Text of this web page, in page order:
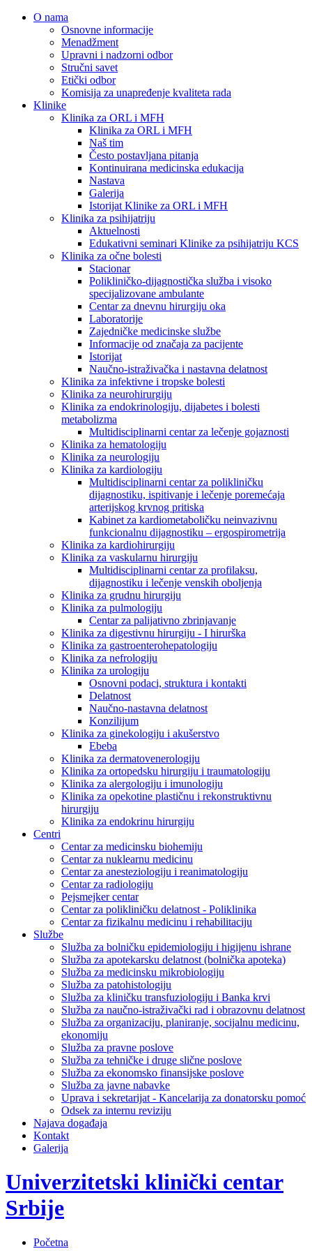
O nama
Osnovne informacije
Menadžment
Upravni i nadzorni odbor
Stručni savet
Etički odbor
Komisija za unapređenje kvaliteta rada
Klinike
Klinika za ORL i MFH
Klinika za ORL i MFH
Naš tim
Često postavljana pitanja
Kontinuirana medicinska edukacija
Nastava
Galerija
Istorijat Klinike za ORL i MFH
Klinika za psihijatriju
Aktuelnosti
Edukativni seminari Klinike za psihijatriju KCS
Klinika za očne bolesti
Stacionar
Polikliničko-dijagnostička služba i visoko
specijalizovane ambulante
Centar za dnevnu hirurgiju oka
Laboratorije
Zajedničke medicinske službe
Informacije od značaja za pacijente
Istorijat
Naučno-istraživačka i nastavna delatnost
Klinika za infektivne i tropske bolesti
Klinika za neurohirurgiju
Klinika za endokrinologiju, dijabetes i bolesti
metabolizma
Multidisciplinarni centar za lečenje gojaznosti
Klinika za hematologiju
Klinika za neurologiju
Klinika za kardiologiju
Multidisciplinarni centar za polikliničku
dijagnostiku, ispitivanje i lečenje poremećaja
arterijskog krvnog pritiska
Kabinet za kardiometaboličku neinvazivnu
funkcionalnu dijagnostiku – ergospirometrija
Klinika za kardiohirurgiju
Klinika za vaskularnu hirurgiju
Multidisciplinarni centar za profilaksu,
dijagnostiku i lečenje venskih oboljenja
Klinika za grudnu hirurgiju
Klinika za pulmologiju
Centar za palijativno zbrinjavanje
Klinika za digestivnu hirurgiju - I hirurška
Klinika za gastroenterohepatologiju
Klinika za nefrologiju
Klinika za urologiju
Osnovni podaci, struktura i kontakti
Delatnost
Naučno-nastavna delatnost
Konzilijum
Klinika za ginekologiju i akušerstvo
Ebeba
Klinika za dermatovenerologiju
Klinika za ortopedsku hirurgiju i traumatologiju
Klinika za alergologiju i imunologiju
Klinika za opekotine plastičnu i rekonstruktivnu
hirurgiju
Klinika za endokrinu hirurgiju
Centri
Centar za medicinsku biohemiju
Centar za nuklearnu medicinu
Centar za anesteziologiju i reanimatologiju
Centar za radiologiju
Pejsmejker centar
Centar za polikliničku delatnost - Poliklinika
Centar za fizikalnu medicinu i rehabilitaciju
Službe
Služba za bolničku epidemiologiju i higijenu ishrane
Služba za apotekarsku delatnost (bolnička apoteka)
Služba za medicinsku mikrobiologiju
Služba za patohistologiju
Služba za kliničku transfuziologiju i Banka krvi
Služba za naučno-istraživački rad i obrazovnu delatnost
Služba za organizaciju, planiranje, socijalnu medicinu,
ekonomiju
Služba za pravne poslove
Služba za tehničke i druge slične poslove
Služba za ekonomsko finansijske poslove
Služba za javne nabavke
Uprava i sekretarijat - Kancelarija za donatorsku pomoć
Odsek za internu reviziju
Najava događaja
Kontakt
Galerija
Univerzitetski klinički centar
Srbije
Početna